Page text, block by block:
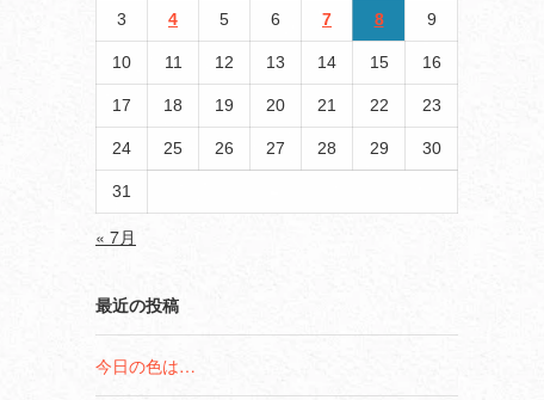
3 4 5 6 7 8 9
10 11 12 13 14 15 16
17 18 19 20 21 22 23
24 25 26 27 28 29 30
31
« 7月
最近の投稿
今日の色は…